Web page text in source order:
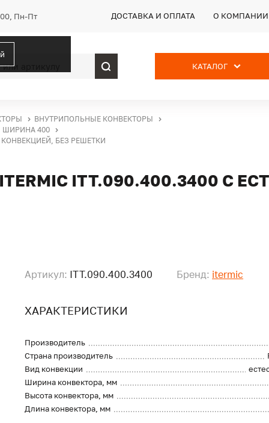
Пн-Пт ДОСТАВКА И ОПЛАТА О КОМПАНИИ
КАТАЛОГ
ВНУТРИПОЛЬНЫЕ КОНВЕКТОРЫ
ШИРИНА 400
КОНВЕКЦИЕЙ, БЕЗ РЕШЕТКИ
ITT.090.400.3400 С
Артикул: ITT.090.400.3400 Бренд: itermic
ХАРАКТЕРИСТИКИ
Производитель
Страна производитель
Вид конвекции
Ширина конвектора, мм
Высота конвектора, мм
Длина конвектора, мм